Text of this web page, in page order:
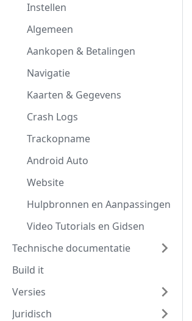
Instellen
Algemeen
Aankopen & Betalingen
Navigatie
Kaarten & Gegevens
Crash Logs
Trackopname
Android Auto
Website
Hulpbronnen en Aanpassingen
Video Tutorials en Gidsen
Technische documentatie
Build it
Versies
Juridisch